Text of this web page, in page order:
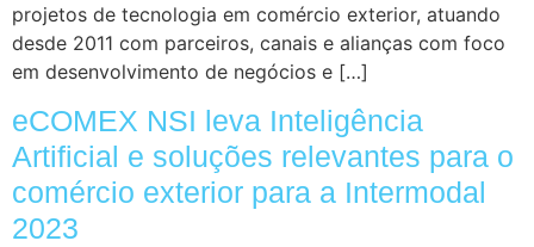
projetos de tecnologia em comércio exterior, atuando
desde 2011 com parceiros, canais e alianças com foco
em desenvolvimento de negócios e […]
eCOMEX NSI leva Inteligência
Artificial e soluções relevantes para o
comércio exterior para a Intermodal
2023